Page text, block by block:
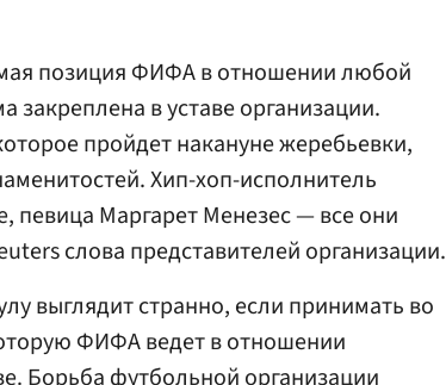
позиция ФИФА в отношении любой
в уставе организации.
пройдет накануне жеребьевки,
Хип-хоп-исполнитель
певица Маргарет Менезес — все они
слова представителей организации.
выглядит странно, если принимать во
ФИФА ведет в отношении
Борьба футбольной организации